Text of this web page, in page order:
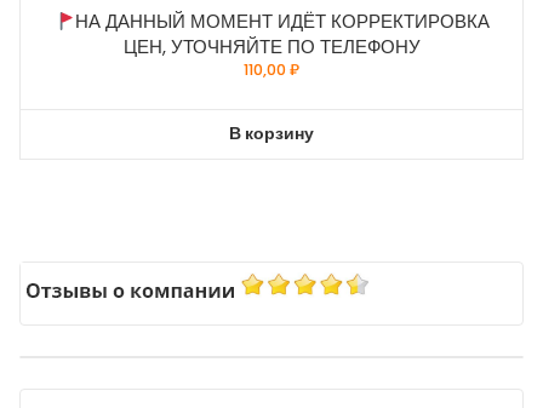
НА ДАННЫЙ МОМЕНТ ИДЁТ КОРРЕКТИРОВКА
ЦЕН, УТОЧНЯЙТЕ ПО ТЕЛЕФОНУ
110,00₽
В корзину